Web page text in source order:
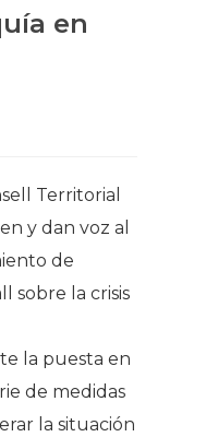
en
Territorial
y dan voz al
de
sobre la crisis
la puesta en
de medidas
la situación